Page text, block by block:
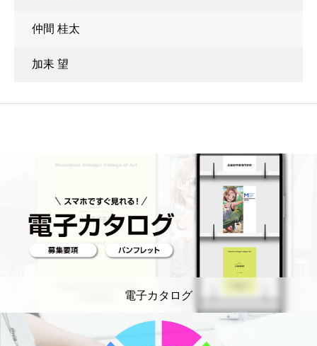
仲間 桂太
加耒 望
電子カタログ